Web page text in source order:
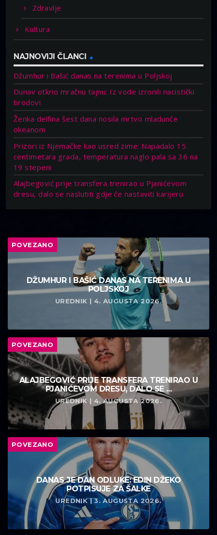
Zdravlje
Kultura
NAJNOVIJI ČLANCI
Džumhur i Bašić danas na terenima u Poljskoj
Dunav otkrio mračnu tajnu: Iz vode izronili nacistički
brodovi
Ženka delfina šest dana nosila mrtvo mladunče
okeanom
Prizori iz Njemačke kao usred zime: Napadalo 15
centimetara grada, temperatura naglo pala sa 36 na
19 stepeni
Alajbegović prije transfera trenirao u Pjanićevom
dresu, dalo se naslutiti gdje će nastaviti karijeru
POVEZANO
DŽUMHUR I BAŠIĆ DANAS NA TERENIMA U
POLJSKOJ
UREDNIK | 4. AUGUSTA 2026.
POVEZANO
ALAJBEGOVIĆ PRIJE TRANSFERA TRENIRAO U
PJANIĆEVOM DRESU, DALO SE ...
UREDNIK | 4. AUGUSTA 2026.
POVEZANO
DANAS JE DAN ODLUKE: EDIN DŽEKO
POTPISUJE ZA ŠALKE
UREDNIK | 3. AUGUSTA 2026.